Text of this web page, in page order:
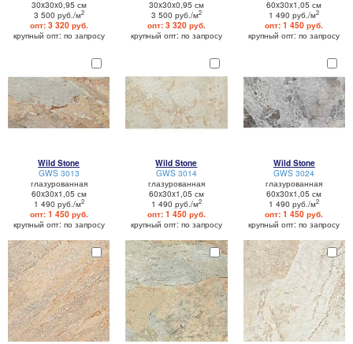
30x30x0,95 см
3 500 руб./м2
опт: 3 320 руб.
крупный опт: по запросу
30x30x0,95 см
3 500 руб./м2
опт: 3 320 руб.
крупный опт: по запросу
60x30x1,05 см
1 490 руб./м2
опт: 1 450 руб.
крупный опт: по запросу
Wild Stone
GWS 3013
глазурованная
60x30x1,05 см
1 490 руб./м2
опт: 1 450 руб.
крупный опт: по запросу
Wild Stone
GWS 3014
глазурованная
60x30x1,05 см
1 490 руб./м2
опт: 1 450 руб.
крупный опт: по запросу
Wild Stone
GWS 3024
глазурованная
60x30x1,05 см
1 490 руб./м2
опт: 1 450 руб.
крупный опт: по запросу